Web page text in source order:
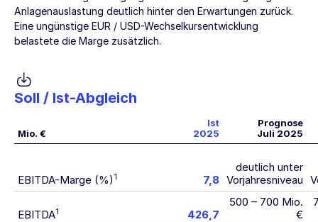
Anlagenauslastung deutlich hinter den Erwartungen zurück.
Eine ungünstige EUR / USD-Wechselkursentwicklung
belastete die Marge zusätzlich.
Soll / Ist-Abgleich
Mio. €
Ist
2025
Prognose
Juli 2025
EBITDA-Marge (%) 1 7,8
deutlich unter
Vorjahresniveau
EBITDA1 426,7
500 – 700 Mio.
€